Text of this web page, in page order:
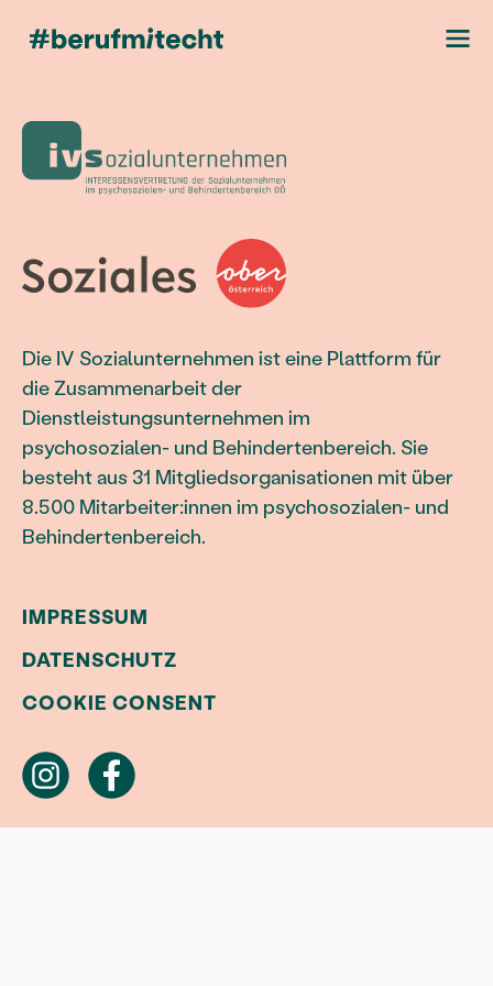
IMPRESSUM
DATENSCHUTZ
COOKIE CONSENT
Die IV Sozialunternehmen ist eine Plattform für
die Zusammenarbeit der
Dienstleistungsunternehmen im
psychosozialen- und Behindertenbereich. Sie
besteht aus 31 Mitgliedsorganisationen mit über
8.500 Mitarbeiter:innen im psychosozialen- und
Behindertenbereich.